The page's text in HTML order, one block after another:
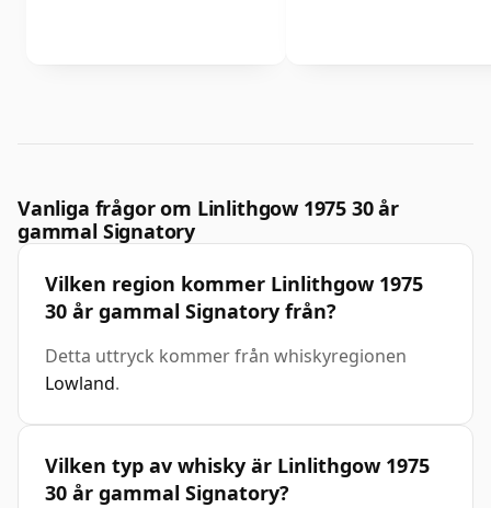
Vanliga frågor om Linlithgow 1975 30 år
gammal Signatory
Vilken region kommer Linlithgow 1975
30 år gammal Signatory från?
Detta uttryck kommer från whiskyregionen
Lowland.
Vilken typ av whisky är Linlithgow 1975
30 år gammal Signatory?